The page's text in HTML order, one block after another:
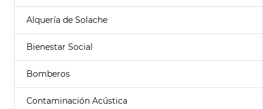
Alquería de Solache
Bienestar Social
Bomberos
Contaminación Acústica